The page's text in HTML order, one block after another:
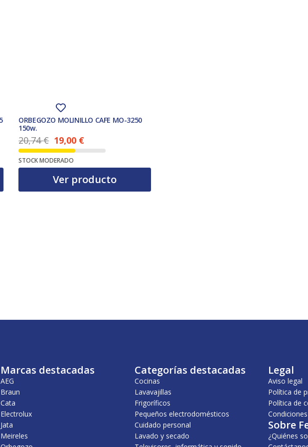
ORBEGOZO MOLINILLO CAFE MO-3250
150w.
20,74€
El precio original era: 20,74 €.
19,00 €
El precio actual es: 19,00 €.
STOCK MODERADO
Ver producto
Marcas destacadas
AEG
Braun
Cata
Electrolux
Jata
Meireles
Categorías destacadas
Cocinas
Lavavajillas
Frigoríficos
Pequeños electrodomésticos
Cuidado personal
Lavado y secado
Legal
Aviso legal
Política de
Política de
Sobre
¿Quiénes